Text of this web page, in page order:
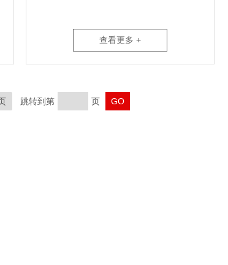
查看更多 +
跳转到第 页